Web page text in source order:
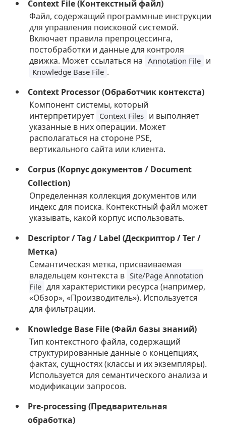
Context File (Контекстный файл)
Файл, содержащий программные инструкции
для управления поисковой системой.
Включает правила препроцессинга,
постобработки и данные для контроля
движка. Может ссылаться на Annotation File и
Knowledge Base File .
Context Processor (Обработчик контекста)
Компонент системы, который
интерпретирует Context Files и выполняет
указанные в них операции. Может
располагаться на стороне PSE,
вертикального сайта или клиента.
Corpus (Корпус документов / Document
Collection)
Определенная коллекция документов или
индекс для поиска. Контекстный файл может
указывать, какой корпус использовать.
Descriptor / Tag / Label (Дескриптор / Тег /
Метка)
Семантическая метка, присваиваемая
владельцем контекста в Site/Page Annotation
File для характеристики ресурса (например,
«Обзор», «Производитель»). Используется
для фильтрации.
Knowledge Base File (Файл базы знаний)
Тип контекстного файла, содержащий
структурированные данные о концепциях,
фактах, сущностях (классы и их экземпляры).
Используется для семантического анализа и
модификации запросов.
Pre-processing (Предварительная
обработка)